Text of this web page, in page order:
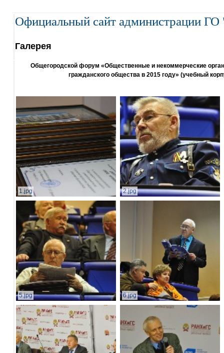
Официальный сайт администрации ГО
Галерея
Общегородской форум «Общественные и некоммерческие
гражданского общества в 2015 году» (учебный
1.jpg 2.jpg
5.jpg 6.jpg